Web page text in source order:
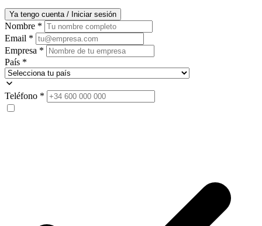
Ya tengo cuenta / Iniciar sesión
Nombre *
Email *
Empresa *
País *
Teléfono *